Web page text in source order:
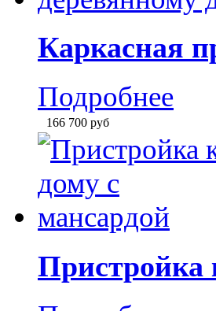
151 000руб
Пристройка
Подробнее
157 500руб